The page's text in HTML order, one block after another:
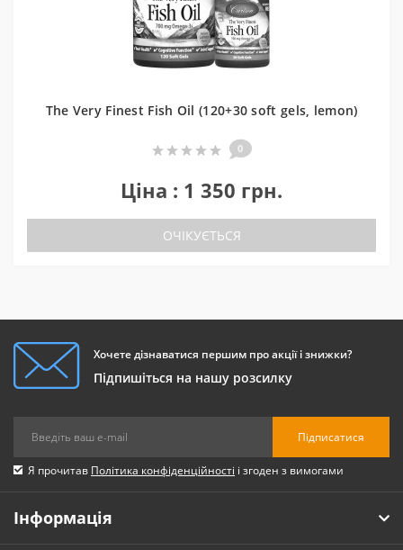
The Very Finest Fish Oil (120+30 soft gels, lemon)
0
Ціна : 1 350 грн.
ОЧІКУЄТЬСЯ
Хочете дізнаватися першим про акції і знижки?
Підпишіться на нашу розсилку
Підписатися
Я прочитав Політика конфіденційності і згоден з вимогами
Інформація